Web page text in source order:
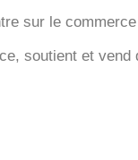
sur le
soutient et vend